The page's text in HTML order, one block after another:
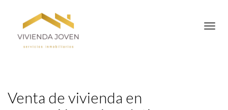
Venta de vivienda en